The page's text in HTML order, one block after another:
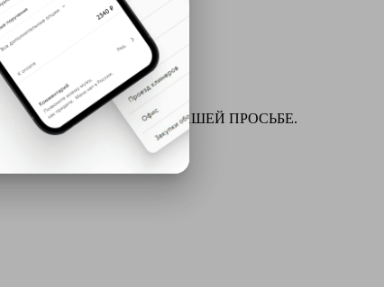
и многое другое ПО ВАШЕЙ ПРОСЬБЕ.